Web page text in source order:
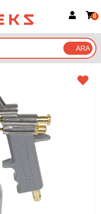
Google İle Bağlan
0